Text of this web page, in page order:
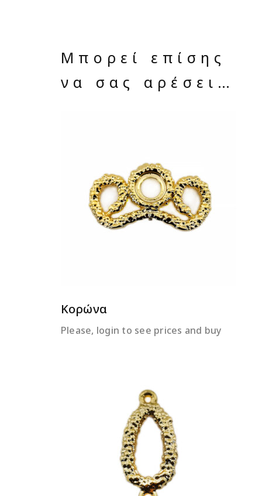
Μπορεί επίσης
να σας αρέσει…
ΔΙΑΒΆΣΤΕ ΠΕΡΙΣΣΌΤΕΡΑ
Κορώνα
Please, login to see prices and buy
ΔΙΑΒΆΣΤΕ ΠΕΡΙΣΣΌΤΕΡΑ